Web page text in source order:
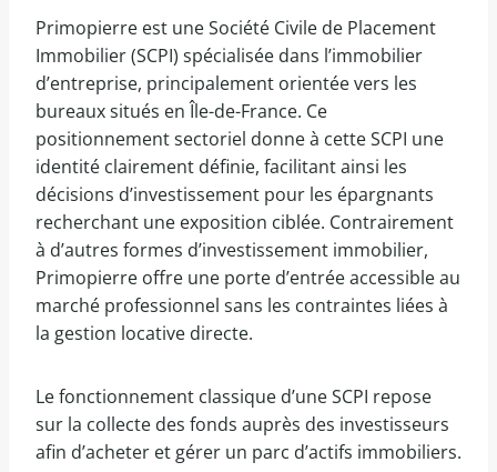
Primopierre est une Société Civile de Placement
Immobilier (SCPI) spécialisée dans l’immobilier
d’entreprise, principalement orientée vers les
bureaux situés en Île-de-France. Ce
positionnement sectoriel donne à cette SCPI une
identité clairement définie, facilitant ainsi les
décisions d’investissement pour les épargnants
recherchant une exposition ciblée. Contrairement
à d’autres formes d’investissement immobilier,
Primopierre offre une porte d’entrée accessible au
marché professionnel sans les contraintes liées à
la gestion locative directe.
Le fonctionnement classique d’une SCPI repose
sur la collecte des fonds auprès des investisseurs
afin d’acheter et gérer un parc d’actifs immobiliers.